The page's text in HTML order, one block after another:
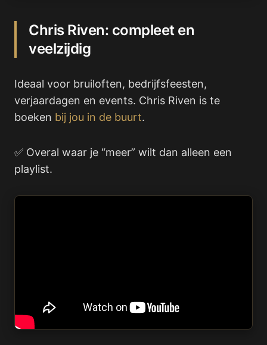
Chris Riven: compleet en
veelzijdig
Ideaal voor bruiloften, bedrijfsfeesten,
verjaardagen en events. Chris Riven is te
boeken bij jou in de buurt.
✅ Overal waar je “meer” wilt dan alleen een
playlist.